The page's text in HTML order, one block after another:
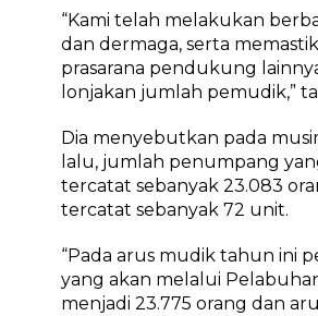
e
r
s
a
n
“Kami telah melakukan
dan dermaga, serta
prasarana pendukung
lonjakan jumlah pemudik,”
Dia menyebutkan pada
lalu, jumlah penumpang
tercatat sebanyak 23.083
tercatat sebanyak 72 unit.
“Pada arus mudik tahun ini
yang akan melalui
menjadi 23.775 orang dan